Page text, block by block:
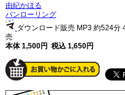
由紀かほる
パンローリング
ダウンロード販売 MP3 約524分
売
本体 1,500円 税込 1,650円